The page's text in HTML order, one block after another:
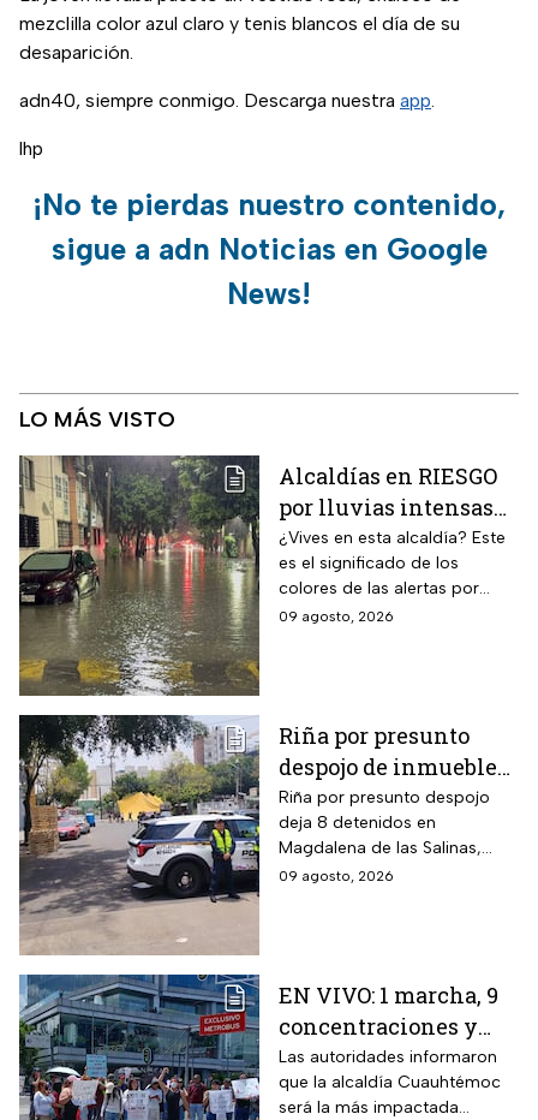
mezclilla color azul claro y tenis blancos el día de su
desaparición.
adn40, siempre conmigo. Descarga nuestra app.
lhp
¡No te pierdas nuestro contenido,
sigue a adn Noticias en Google
News!
LO MÁS VISTO
Alcaldías en RIESGO
por lluvias intensas
en CDMX hoy 9 de
agosto: ¿dónde hay
alerta y peligro de
inundaciones?
¿Vives en esta alcaldía? Este
es el significado de los
colores de las alertas por
lluvias en la capital mexicana.
09 agosto, 2026
Riña por presunto
despojo de inmueble
en la GAM deja 8
detenidos
Riña por presunto despojo
deja 8 detenidos en
Magdalena de las Salinas,
GAM. Vecina denuncia intento
09 agosto, 2026
EN VIVO: 1 marcha, 9
concentraciones y
eventos en CDMX hoy
domingo 9 de agosto
Las autoridades informaron
que la alcaldía Cuauhtémoc
será la más impactada